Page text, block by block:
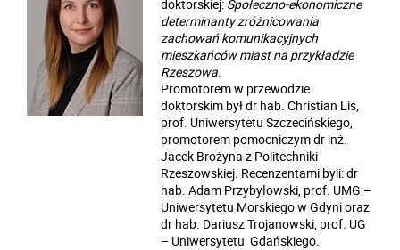
doktorskiej: Społeczno-ekonomiczne
determinanty zróżnicowania
zachowań komunikacyjnych
mieszkańców miast na przykładzie
Rzeszowa.
Promotorem w przewodzie
doktorskim był dr hab. Christian Lis,
prof. Uniwersytetu Szczecińskiego,
promotorem pomocniczym dr inż.
Jacek Brożyna z Politechniki
Rzeszowskiej. Recenzentami byli: dr
hab. Adam Przybyłowski, prof. UMG –
Uniwersytetu Morskiego w Gdyni oraz
dr hab. Dariusz Trojanowski, prof. UG
– Uniwersytetu Gdańskiego.